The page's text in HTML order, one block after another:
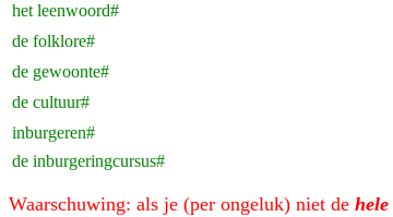
het leenwoord#
de folklore#
de gewoonte#
de cultuur#
inburgeren#
de inburgeringcursus#
Waarschuwing: als je (per ongeluk) niet de hele